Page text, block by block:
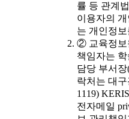
률 등 관계
이용자의
는 개인정
② 교육정보
책임자는
담당 부서
락처는 대
1119)
전자메일